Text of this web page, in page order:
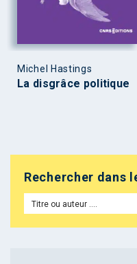
Michel Hastings
La disgrâce politique
Rechercher dans